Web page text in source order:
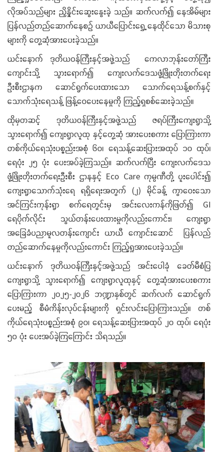
လိုအပ်သည်များ ညှိနှိုင်းဆွေးနွေးခဲ့ သည်။ ဆက်လက်၍ နေအိမ်များ
ပြန်လည်တည်ဆောက်နေစဉ် ယာယီပြောင်းရွှေ့ နေထိုင်သော မိသားစု
များကို တွေ့ဆုံအားပေးခဲ့သည်။
ယင်းနောက် ဒုတိယဝန်ကြီးနှင့်အဖွဲ့သည် ကေလာဘုန်းတော်ကြီး
ကျောင်းသို့ သွားရောက်၍ ကျေးလက်ဒေသဖွံ့ဖြိုးတိုးတက်ရေး
ဦးစီးဌာနက ဆောင်ရွက်ပေးထားသော သောက်ရေသန့်စက်နှင့်
သောက်သုံးရေသန့် ဖြန့်ဝေပေးနေမှုကို ကြည့်ရှစစ်ဆေးခဲ့သည်။
ထိုမှတဆင့် ဒုတိယဝန်ကြီးနှင့်အဖွဲ့သည် ဇရပ်ကြီးကျေးရွာသို့
သွားရောက်၍ ကျေးရွာလူထု နှင့်တွေ့ဆုံ အားပေးစကား ပြောကြားကာ
တစ်ကိုယ်ရေသုံးပစ္စည်းအစုံ ၆၀၊ ရေသန့်ဆေးပြားအထုပ် ၁၀ ထုပ်၊
ရေပုံး ၂၅ ပုံး ပေးအပ်ခဲ့ကြသည်။ ဆက်လက်ပြီး ကျေးလက်ဒေသ
ဖွံ့ဖြိုးတိုးတက်ရေးဦးစီး ဌာနနှင့် Eco Care ကုမ္ပဏီတို့ ပူးပေါင်း၍
ကျေးရွာသောက်သုံးရေ ရရှိရေးအတွက် (၂) မိုင်ခန့် ကွာဝေးသော
အင်ကြင်းကုန်းရွာ စက်ရေတွင်းမှ အင်းလေးကန်ကိုဖြတ်၍ GI
ရေပိုက်လိုင်း သွယ်တန်းပေးထားမှုကိုလည်းကောင်း၊ ကျေးရွာ
အခြေခံပညာမူလတန်းကျောင်း ယာယီ ကျောင်းဆောင် ပြန်လည်
တည်ဆောက်နေမှုကိုလည်းကောင်း ကြည့်ရှုအားပေးခဲ့သည်။
ယင်းနောက် ဒုတိယဝန်ကြီးနှင့်အဖွဲ့သည် အင်းပေါခုံ ခေတ်မီစံပြ
ကျေးရွာသို့ သွားရောက်၍ ကျေးရွာလူထုနှင့် တွေ့ဆုံအားပေးစကား
ပြောကြားကာ ၂၀၂၅-၂၀၂၆ ဘဏ္ဍာနှစ်တွင် ဆက်လက် ဆောင်ရွက်
ပေးမည့် စီမံကိန်းလုပ်ငန်းများကို ရှင်းလင်းပြောကြားသည်။ တစ်
ကိုယ်ရေသုံးပစ္စည်းအစုံ ၉၀၊ ရေသန့်ဆေးပြားအထုပ် ၂၀ ထုပ်၊ ရေပုံး
၅၀ ပုံး ပေးအပ်ခဲ့ကြကြောင်း သိရသည်။